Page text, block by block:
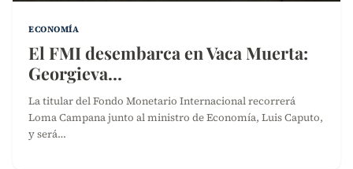
ECONOMÍA
El FMI desembarca en Vaca Muerta:
Georgieva…
La titular del Fondo Monetario Internacional recorrerá
Loma Campana junto al ministro de Economía, Luis Caputo,
y será…